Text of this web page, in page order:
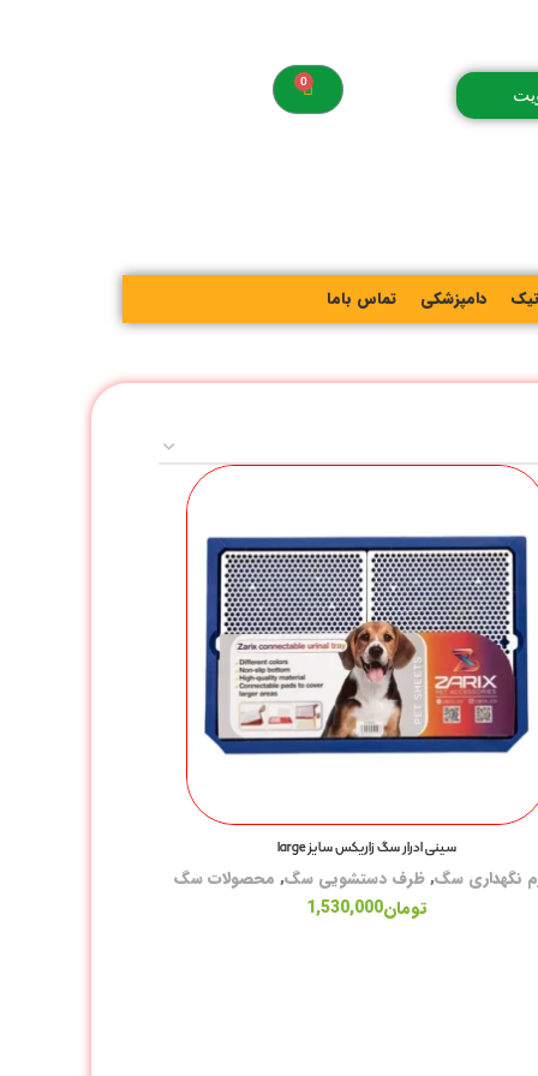
دامپزشکی تماس باما
سینی ادرار سگ زاریکس سایز large
نگهداری سگ,ظرف دستشویی سگ, محصولات سگ
تومان1,530,000